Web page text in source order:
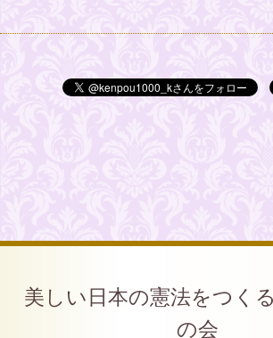
美しい日本の憲法をつく
の会